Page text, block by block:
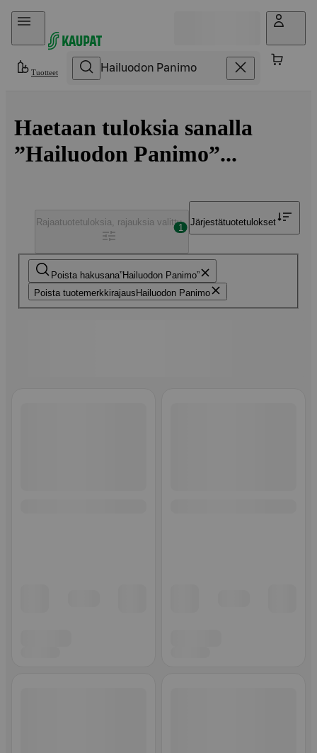
Hyppää sisältöön
Tuotteet
Haetaan tuloksia sanalla
”Hailuodon Panimo”...
Poista hakusana Hailuodon Panimo
Poista tuotemerkkirajaus Hailuodon Panimo
Rajaatuotetuloksia, rajauksia valittu
1
Järjestätuotetulokset